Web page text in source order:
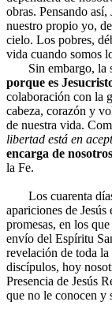
obras. Pensando
nuestro propio yo,
cielo. Los pobres,
vida cuando somos
Sin embargo, la
porque es
colaboración con la
cabeza, corazón y
de nuestra vida.
libertad está en
encarga de
la Fe.
Los cuarenta días
apariciones de
promesas, en los
envío del Espíritu
revelación de toda
discípulos, hoy
Presencia de Jesús
que no le conocen y